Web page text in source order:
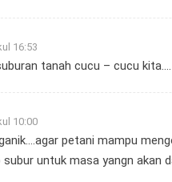
16:53
tanah cucu – cucu kita….
10:00
petani mampu
untuk masa yangn akan